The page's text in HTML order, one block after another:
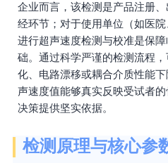
企业而言，该检测是产品注册
经环节；对于使用单位（如医
进行超声速度检测与校准是保
础。通过科学严谨的检测流程
化、电路漂移或耦合介质性能
声速度值能够真实反映受试者
决策提供坚实依据。
检测原理与核心参